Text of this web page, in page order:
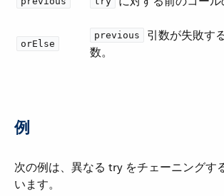
orElse
previous
引数が失敗す
数。
例
次の例は、異なる try をチェーニングす
います。